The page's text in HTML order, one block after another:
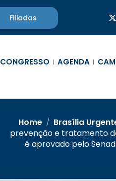
Filiadas
CONGRESSO AGENDA
Home / Brasília
prevenção e tratamento
é aprovado pelo